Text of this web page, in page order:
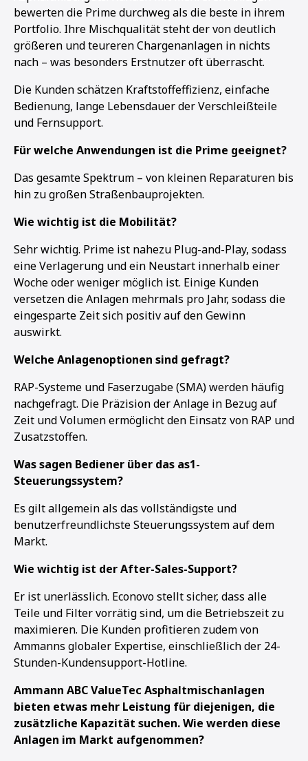
bewerten die Prime durchweg als die beste in ihrem
Portfolio. Ihre Mischqualität steht der von deutlich
größeren und teureren Chargenanlagen in nichts
nach – was besonders Erstnutzer oft überrascht.
Die Kunden schätzen Kraftstoffeffizienz, einfache
Bedienung, lange Lebensdauer der Verschleißteile
und Fernsupport.
Für welche Anwendungen ist die Prime geeignet?
Das gesamte Spektrum – von kleinen Reparaturen bis
hin zu großen Straßenbauprojekten.
Wie wichtig ist die Mobilität?
Sehr wichtig. Prime ist nahezu Plug-and-Play, sodass
eine Verlagerung und ein Neustart innerhalb einer
Woche oder weniger möglich ist. Einige Kunden
versetzen die Anlagen mehrmals pro Jahr, sodass die
eingesparte Zeit sich positiv auf den Gewinn
auswirkt.
Welche Anlagenoptionen sind gefragt?
RAP-Systeme und Faserzugabe (SMA) werden häufig
nachgefragt. Die Präzision der Anlage in Bezug auf
Zeit und Volumen ermöglicht den Einsatz von RAP und
Zusatzstoffen.
Was sagen Bediener über das as1-
Steuerungssystem?
Es gilt allgemein als das vollständigste und
benutzerfreundlichste Steuerungssystem auf dem
Markt.
Wie wichtig ist der After-Sales-Support?
Er ist unerlässlich. Econovo stellt sicher, dass alle
Teile und Filter vorrätig sind, um die Betriebszeit zu
maximieren. Die Kunden profitieren zudem von
Ammanns globaler Expertise, einschließlich der 24-
Stunden-Kundensupport-Hotline.
Ammann ABC ValueTec Asphaltmischanlagen
bieten etwas mehr Leistung für diejenigen, die
zusätzliche Kapazität suchen. Wie werden diese
Anlagen im Markt aufgenommen?